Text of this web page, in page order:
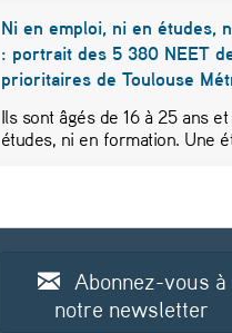
Ni en emploi, ni en études,
: portrait des 5 380 NEET
prioritaires de Toulouse
Ils sont âgés de 16 à 25 ans
études, ni en formation. Une
Abonnez-vous à
notre newsletter